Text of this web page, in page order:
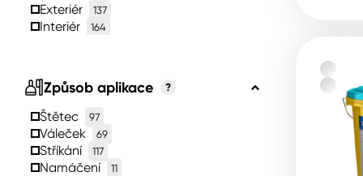
Exteriér 137
Interiér 164
Způsob aplikace ?
Štětec 97
Váleček 69
Stříkání 117
Namáčení 11